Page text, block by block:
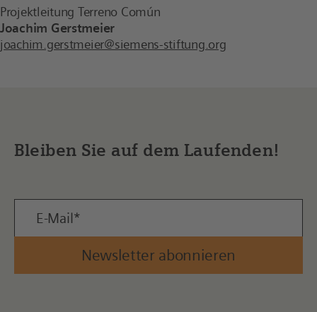
Projektleitung Terreno Común
Joachim Gerstmeier
joachim.gerstmeier@siemens-stiftung.org
Bleiben Sie auf dem Laufenden!
Newsletter abonnieren